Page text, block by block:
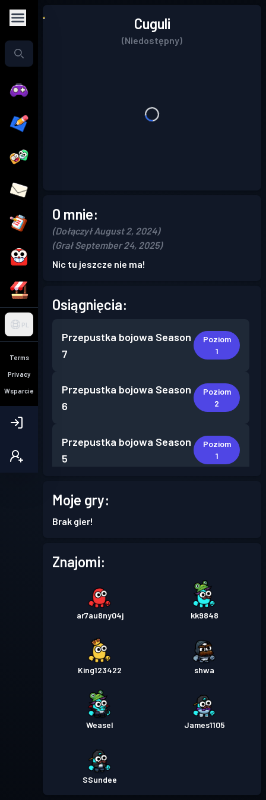
PL
Terms
Privacy
Wsparcie
Cuguli
(Niedostępny)
O mnie:
(Dołączył August 2, 2024)
(Grał September 24, 2025)
Nic tu jeszcze nie ma!
Osiągnięcia:
Przepustka bojowa Season
7
Poziom
1
Przepustka bojowa Season
6
Poziom
2
Przepustka bojowa Season
5
Poziom
1
Przepustka bojowa
3
Przepustka bojowa
Poziom
5
Przepustka bojowa
Poziom
Moje gry:
Brak gier!
Znajomi:
ar7au8ny04j kk9848
King123422 shwa
Weasel James1105
SSundee